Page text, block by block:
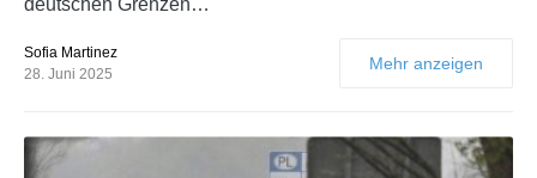
deutschen Grenzen…
Sofia Martinez
28. Juni 2025
Mehr anzeigen